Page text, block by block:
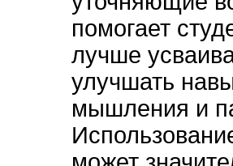
помогает
лучше
улучшать
мышления и